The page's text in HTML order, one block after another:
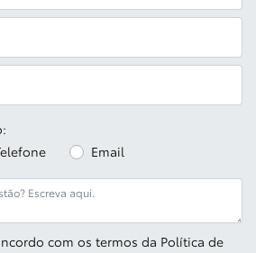
Email
com os termos da Política de